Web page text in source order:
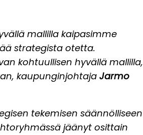
mallilla kaipasimme
strategista otetta.
kohtuullisen hyvällä mallilla,
kaupunginjohtaja Jarmo
tekemisen säännölliseen
jäänyt osittain